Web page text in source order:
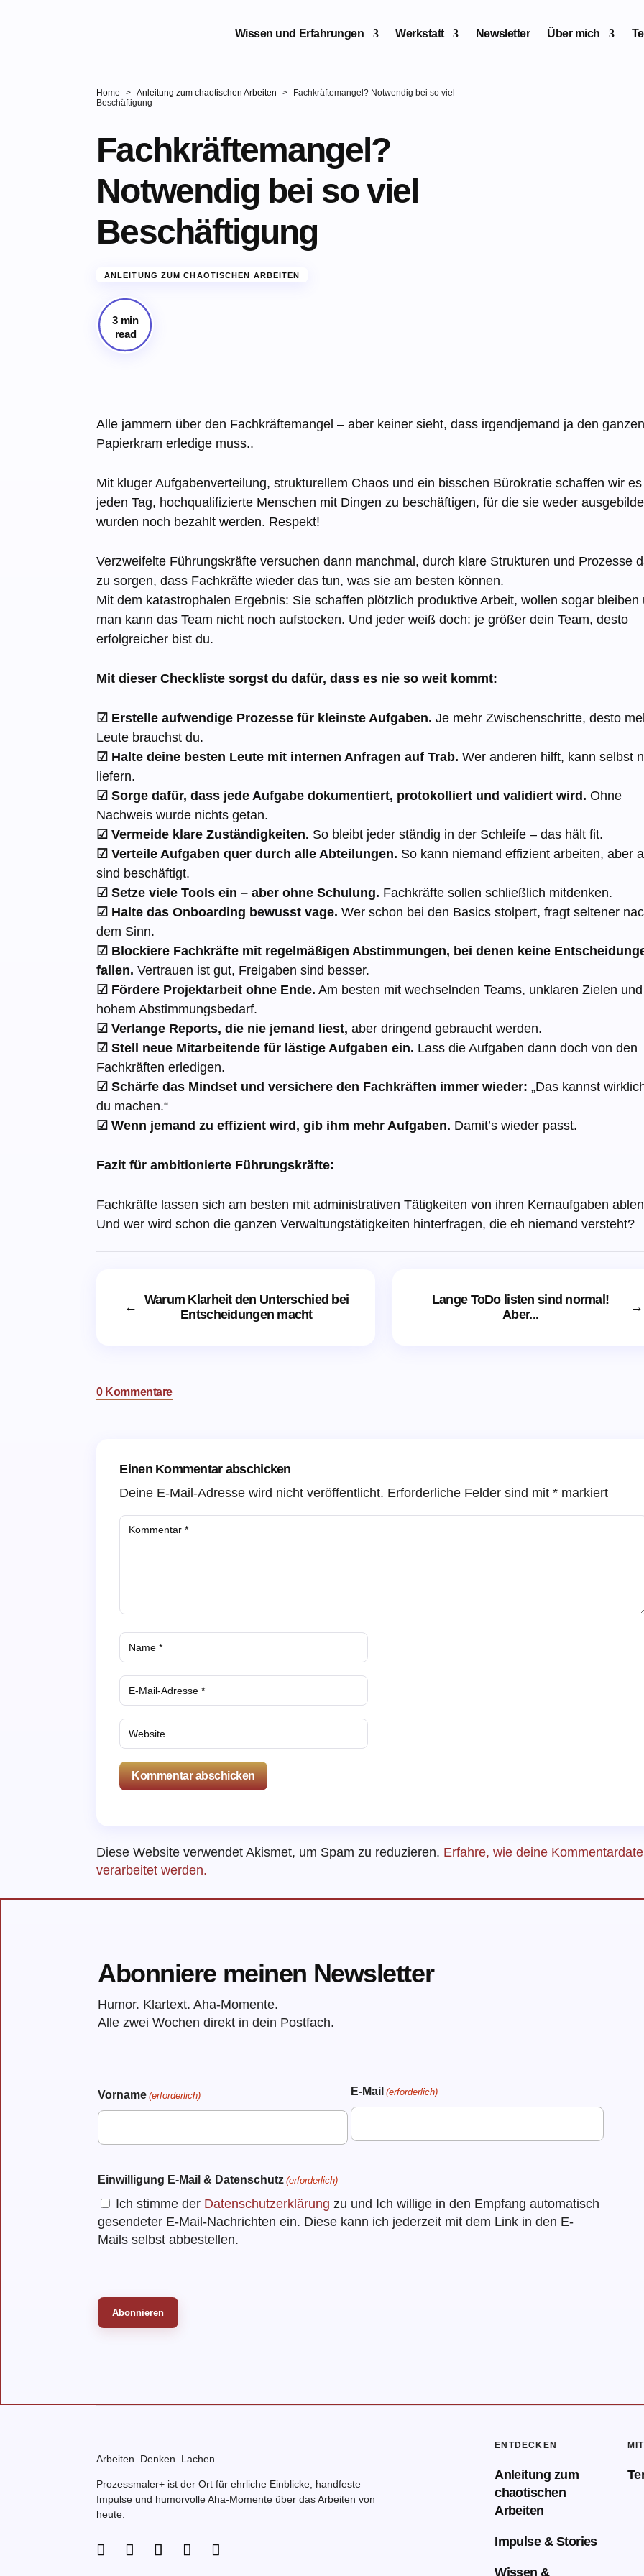
Wissen und Erfahrungen Werkstatt Newsletter Über mich
Home > Anleitung zum chaotischen Arbeiten >
Fachkräftemangel? Notwendig bei so viel
Beschäftigung
Fachkräftemangel?
Notwendig bei so viel
Beschäftigung
ANLEITUNG ZUM CHAOTISCHEN ARBEITEN
3 min
read
Alle jammern über den Fachkräftemangel – aber keiner sieht, dass irgendjemand ja den
Papierkram erledige muss..
Mit kluger Aufgabenverteilung, strukturellem Chaos und ein bisschen Bürokratie schaffen wir es
jeden Tag, hochqualifizierte Menschen mit Dingen zu beschäftigen, für die sie weder
wurden noch bezahlt werden. Respekt!
Verzweifelte Führungskräfte versuchen dann manchmal, durch klare Strukturen und Prozesse
zu sorgen, dass Fachkräfte wieder das tun, was sie am besten können.
Mit dem katastrophalen Ergebnis: Sie schaffen plötzlich produktive Arbeit, wollen sogar bleiben
man kann das Team nicht noch aufstocken. Und jeder weiß doch: je größer dein Team, desto
erfolgreicher bist du.
Mit dieser Checkliste sorgst du dafür, dass es nie so weit kommt:
☑ Erstelle aufwendige Prozesse für kleinste Aufgaben. Je mehr Zwischenschritte, desto
Leute brauchst du.
☑ Halte deine besten Leute mit internen Anfragen auf Trab. Wer anderen hilft, kann selbst
liefern.
☑ Sorge dafür, dass jede Aufgabe dokumentiert, protokolliert und validiert wird. Ohne
Nachweis wurde nichts getan.
☑ Vermeide klare Zuständigkeiten. So bleibt jeder ständig in der Schleife – das hält fit.
☑ Verteile Aufgaben quer durch alle Abteilungen. So kann niemand effizient arbeiten, aber
sind beschäftigt.
☑ Setze viele Tools ein – aber ohne Schulung. Fachkräfte sollen schließlich mitdenken.
☑ Halte das Onboarding bewusst vage. Wer schon bei den Basics stolpert, fragt seltener
dem Sinn.
☑ Blockiere Fachkräfte mit regelmäßigen Abstimmungen, bei denen keine
fallen. Vertrauen ist gut, Freigaben sind besser.
☑ Fördere Projektarbeit ohne Ende. Am besten mit wechselnden Teams, unklaren Zielen und
hohem Abstimmungsbedarf.
☑ Verlange Reports, die nie jemand liest, aber dringend gebraucht werden.
☑ Stell neue Mitarbeitende für lästige Aufgaben ein. Lass die Aufgaben dann doch von den
Fachkräften erledigen.
☑ Schärfe das Mindset und versichere den Fachkräften immer wieder:„Das kannst
du machen.“
☑ Wenn jemand zu effizient wird, gib ihm mehr Aufgaben. Damit’s wieder passt.
Fazit für ambitionierte Führungskräfte:
Fachkräfte lassen sich am besten mit administrativen Tätigkeiten von ihren Kernaufgaben
Und wer wird schon die ganzen Verwaltungstätigkeiten hinterfragen, die eh niemand versteht?
←
Warum Klarheit den Unterschied bei
Entscheidungen macht
Lange ToDo listen sind normal!
Aber...
→
0 Kommentare
Einen Kommentar abschicken
Deine E-Mail-Adresse wird nicht veröffentlicht. Erforderliche Felder sind mit* markiert
Kommentar abschicken
Diese Website verwendet Akismet, um Spam zu reduzieren. Erfahre, wie deine
verarbeitet werden.
Abonniere meinen Newsletter
Humor. Klartext. Aha-Momente.
Alle zwei Wochen direkt in dein Postfach.
Vorname (erforderlich) E-Mail (erforderlich)
Einwilligung E-Mail & Datenschutz (erforderlich)
Ich stimme der Datenschutzerklärung zu und Ich willige in den Empfang automatisch
gesendeter E-Mail-Nachrichten ein. Diese kann ich jederzeit mit dem Link in den E-
Mails selbst abbestellen.
Arbeiten. Denken. Lachen.
Prozessmaler+ ist der Ort für ehrliche Einblicke, handfeste
Impulse und humorvolle Aha-Momente über das Arbeiten von
heute.
ENTDECKEN
Anleitung zum
chaotischen
Arbeiten
Impulse & Stories
Wissen &